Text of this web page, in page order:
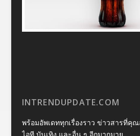
INTRENDUPDATE.COM
พร้อมอัพเดททุกเรื่องราว ข่าวสารที่คุณ